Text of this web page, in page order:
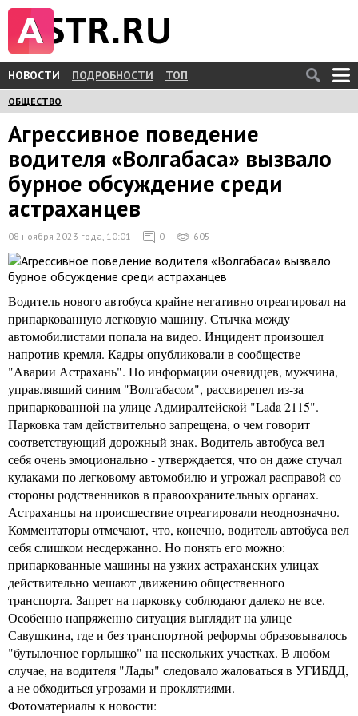
НОВОСТИ ПОДРОБНОСТИ ТОП
ОБЩЕСТВО
Агрессивное поведение
водителя «Волгабаса» вызвало
бурное обсуждение среди
астраханцев
08 ноября 2023 года, 10:01 0 605
Водитель нового автобуса крайне негативно отреагировал на
припаркованную легковую машину. Стычка между
автомобилистами попала на видео. Инцидент произошел
напротив кремля. Кадры опубликовали в сообществе
"Аварии Астрахань". По информации очевидцев, мужчина,
управлявший синим "Волгабасом", рассвирепел из-за
припаркованной на улице Адмиралтейской "Lada 2115".
Парковка там действительно запрещена, о чем говорит
соответствующий дорожный знак. Водитель автобуса вел
себя очень эмоционально - утверждается, что он даже стучал
кулаками по легковому автомобилю и угрожал расправой со
стороны родственников в правоохранительных органах.
Астраханцы на происшествие отреагировали неоднозначно.
Комментаторы отмечают, что, конечно, водитель автобуса вел
себя слишком несдержанно. Но понять его можно:
припаркованные машины на узких астраханских улицах
действительно мешают движению общественного
транспорта. Запрет на парковку соблюдают далеко не все.
Особенно напряженно ситуация выглядит на улице
Савушкина, где и без транспортной реформы образовывалось
"бутылочное горлышко" на нескольких участках. В любом
случае, на водителя "Лады" следовало жаловаться в УГИБДД,
а не обходиться угрозами и проклятиями.
Фотоматериалы к новости: